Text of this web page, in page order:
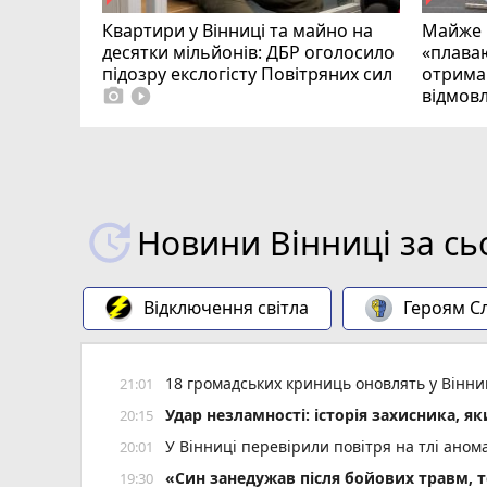
Квартири у Вінниці та майно на
десятки мільйонів: ДБР оголосило
підозру екслогісту Повітряних сил
photo_camera play_circle_filled
Майже
Новини Вінниці за
Відключення світла Героям
21:01 18 громадських криниць оновлять у
20:15 Удар незламності: історія захисника,
20:01 У Вінниці перевірили повітря на тлі
19:30 «Син занедужав після бойових травм,